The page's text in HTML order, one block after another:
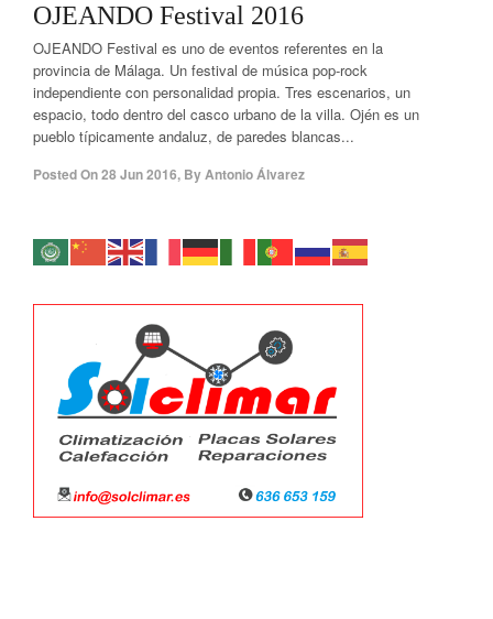
OJEANDO Festival 2016
OJEANDO Festival es uno de eventos referentes en la
provincia de Málaga. Un festival de música pop-rock
independiente con personalidad propia. Tres escenarios, un
espacio, todo dentro del casco urbano de la villa. Ojén es un
pueblo típicamente andaluz, de paredes blancas...
Posted On28 Jun 2016, ByAntonio Álvarez